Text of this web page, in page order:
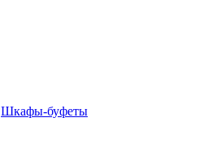
Шкафы-буфеты